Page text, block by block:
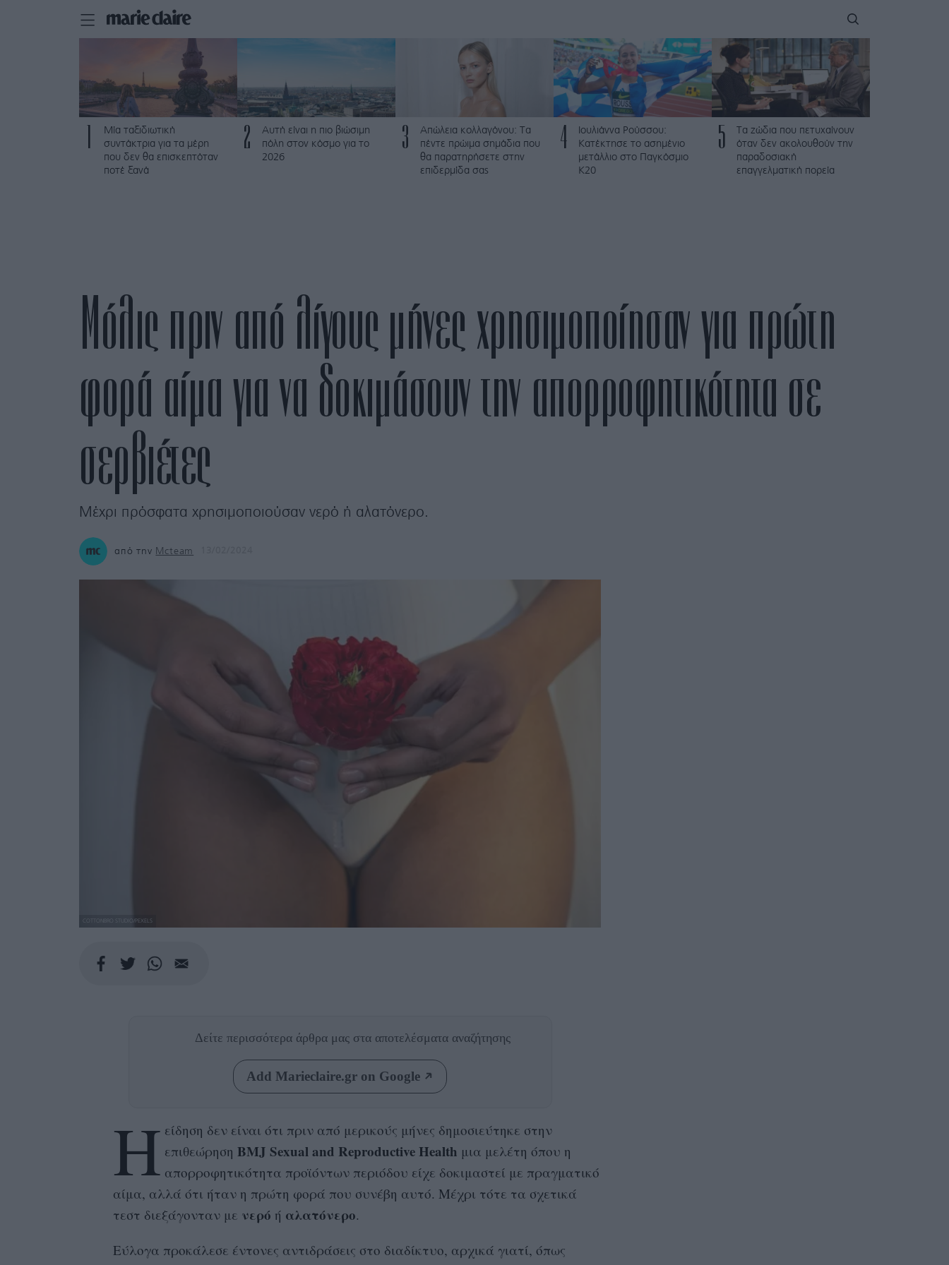
Μία ταξιδιωτική
συντάκτρια για τα μέρη
που δεν θα επισκεπτόταν
ποτέ ξανά
2
Αυτή είναι η πιο βιώσιμη
πόλη στον κόσμο για το
2026
3
Απώλεια κολλαγόνου: Τα
πέντε πρώιμα σημάδια που
θα παρατηρήσετε στην
επιδερμίδα σας
4
Ιουλιάννα Ρούσσου:
Κατέκτησε το ασημένιο
μετάλλιο στο Παγκόσμιο
Κ20
5
Τα ζώδια που πετυχαίνουν
όταν δεν ακολουθούν την
παραδοσιακή
επαγγελματική πορεία
Μόλις πριν από λίγους μήνες χρησιμοποίησαν για πρώτη
φορά αίμα για να δοκιμάσουν την απορροφητικότητα σε
σερβιέτες
Μέχρι πρόσφατα χρησιμοποιούσαν νερό ή αλατόνερο.
από την Mcteam
COTTONBRO STUDIO/PEXELS
Δείτε περισσότερα άρθρα μας στα αποτελέσματα αναζήτησης
Add Marieclaire.gr on Google
Η είδηση δεν είναι ότι πριν από μερικούς μήνες δημοσιεύτηκε στην
επιθεώρηση BMJ Sexual and Reproductive Health μια μελέτη όπου η
απορροφητικότητα προϊόντων περιόδου είχε δοκιμαστεί με πραγματικό
αίμα, αλλά ότι ήταν η πρώτη φορά που συνέβη αυτό. Μέχρι τότε τα σχετικά
τεστ διεξάγονταν με νερό ή αλατόνερο.
Εύλογα προκάλεσε έντονες αντιδράσεις στο διαδίκτυο, αρχικά γιατί, όπως